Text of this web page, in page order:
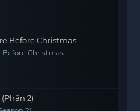
Before Christmas
Christmas
2)